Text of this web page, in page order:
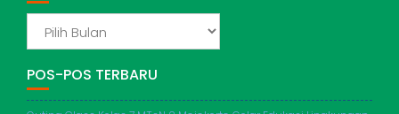
POS-POS TERBARU